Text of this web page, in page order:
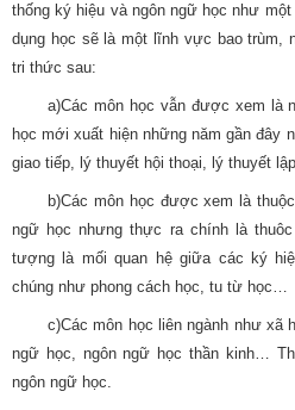
thống ký hiệu và ngôn ngữ học như
dụng học sẽ là một lĩnh vực bao trùm,
tri thức sau:
a)Các môn học vẫn được xem là
học mới xuất hiện những năm gần đây
giao tiếp, lý thuyết hội thoại, lý thuyết
b)Các môn học được xem là
ngữ học nhưng thực ra chính là
tượng là mối quan hệ giữa các ký
chúng như phong cách học, tu từ học…
c)Các môn học liên ngành như xã
ngữ học, ngôn ngữ học thần kinh…
ngôn ngữ học.